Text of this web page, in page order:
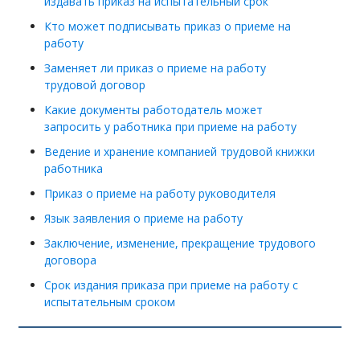
Кто может подписывать приказ о приеме на
работу
Заменяет ли приказ о приеме на работу
трудовой договор
Какие документы работодатель может
запросить у работника при приеме на работу
Ведение и хранение компанией трудовой книжки
работника
Приказ о приеме на работу руководителя
Язык заявления о приеме на работу
Заключение, изменение, прекращение трудового
договора
Срок издания приказа при приеме на работу с
испытательным сроком